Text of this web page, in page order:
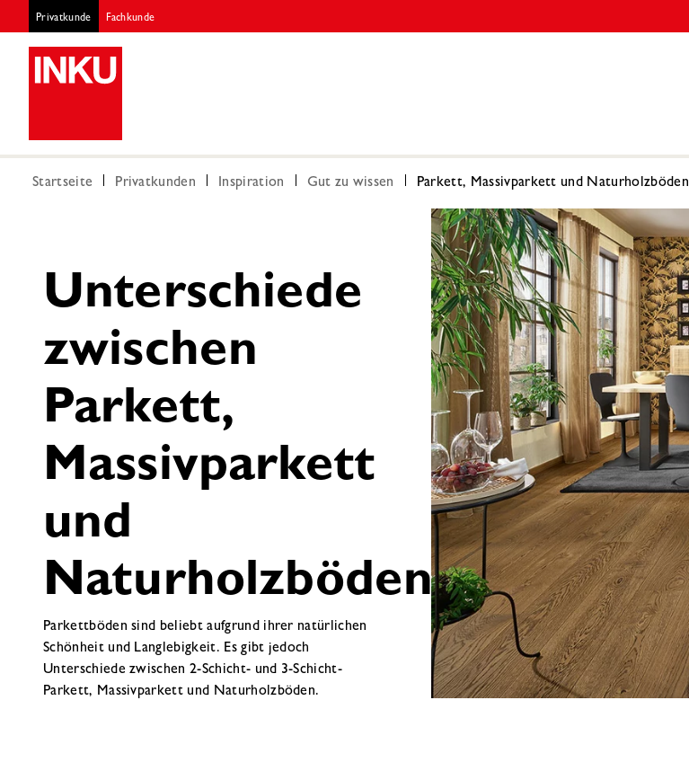
Privatkunde Fachkunde
Startseite Privatkunden Inspiration Gut zu wissen Parkett, Massivparkett und Naturholzböden
Unterschiede
zwischen
Parkett,
Massivparkett
und
Naturholzböden
Parkettböden sind beliebt aufgrund ihrer natürlichen
Schönheit und Langlebigkeit. Es gibt jedoch
Unterschiede zwischen 2-Schicht- und 3-Schicht-
Parkett, Massivparkett und Naturholzböden.